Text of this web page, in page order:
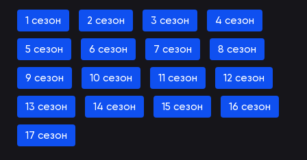
онлайн
(вы будете перенаправлены на другой сайт)
1 сезон 2 сезон 3 сезон 4 сезон
5 сезон 6 сезон 7 сезон 8 сезон
9 сезон 10 сезон 11 сезон 12 сезон
13 сезон 14 сезон 15 сезон 16 сезон
17 сезон